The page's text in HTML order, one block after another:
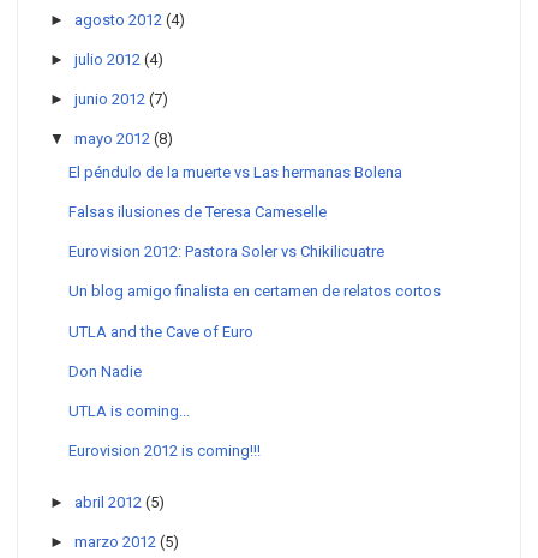
► agosto 2012 (4)
► julio 2012 (4)
► junio 2012 (7)
▼ mayo 2012 (8)
El péndulo de la muerte vs Las hermanas Bolena
Falsas ilusiones de Teresa Cameselle
Eurovision 2012: Pastora Soler vs Chikilicuatre
Un blog amigo finalista en certamen de relatos cortos
UTLA and the Cave of Euro
Don Nadie
UTLA is coming...
Eurovision 2012 is coming!!!
► abril 2012 (5)
► marzo 2012 (5)